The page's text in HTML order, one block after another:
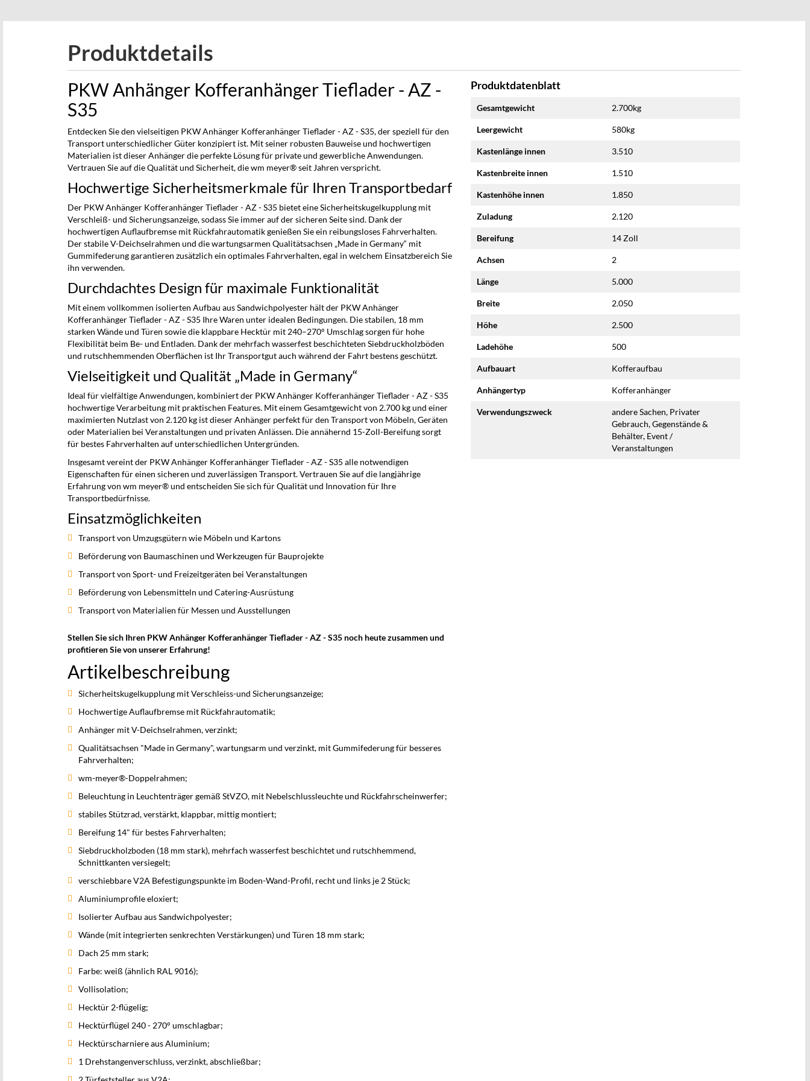
of
images
gallery
Produktdetails
PKW Anhänger Kofferanhänger Tieflader - AZ -
S35
Entdecken Sie den vielseitigen PKW Anhänger Kofferanhänger Tieflader - AZ - S35, der speziell für den
Transport unterschiedlicher Güter konzipiert ist. Mit seiner robusten Bauweise und hochwertigen
Materialien ist dieser Anhänger die perfekte Lösung für private und gewerbliche Anwendungen.
Vertrauen Sie auf die Qualität und Sicherheit, die wm meyer® seit Jahren verspricht.
Hochwertige Sicherheitsmerkmale für Ihren Transportbedarf
Der PKW Anhänger Kofferanhänger Tieflader - AZ - S35 bietet eine Sicherheitskugelkupplung mit
Verschleiß- und Sicherungsanzeige, sodass Sie immer auf der sicheren Seite sind. Dank der
hochwertigen Auflaufbremse mit Rückfahrautomatik genießen Sie ein reibungsloses Fahrverhalten.
Der stabile V-Deichselrahmen und die wartungsarmen Qualitätsachsen „Made in Germany“ mit
Gummifederung garantieren zusätzlich ein optimales Fahrverhalten, egal in welchem Einsatzbereich Sie
ihn verwenden.
Durchdachtes Design für maximale Funktionalität
Mit einem vollkommen isolierten Aufbau aus Sandwichpolyester hält der PKW Anhänger
Kofferanhänger Tieflader - AZ - S35 Ihre Waren unter idealen Bedingungen. Die stabilen, 18 mm
starken Wände und Türen sowie die klappbare Hecktür mit 240–270° Umschlag sorgen für hohe
Flexibilität beim Be- und Entladen. Dank der mehrfach wasserfest beschichteten Siebdruckholzböden
und rutschhemmenden Oberflächen ist Ihr Transportgut auch während der Fahrt bestens geschützt.
Vielseitigkeit und Qualität „Made in Germany“
Ideal für vielfältige Anwendungen, kombiniert der PKW Anhänger Kofferanhänger Tieflader - AZ - S35
hochwertige Verarbeitung mit praktischen Features. Mit einem Gesamtgewicht von 2.700 kg und einer
maximierten Nutzlast von 2.120 kg ist dieser Anhänger perfekt für den Transport von Möbeln, Geräten
oder Materialien bei Veranstaltungen und privaten Anlässen. Die annähernd 15-Zoll-Bereifung sorgt
für bestes Fahrverhalten auf unterschiedlichen Untergründen.
Insgesamt vereint der PKW Anhänger Kofferanhänger Tieflader - AZ - S35 alle notwendigen
Eigenschaften für einen sicheren und zuverlässigen Transport. Vertrauen Sie auf die langjährige
Erfahrung von wm meyer® und entscheiden Sie sich für Qualität und Innovation für Ihre
Transportbedürfnisse.
Einsatzmöglichkeiten
Transport von Umzugsgütern wie Möbeln und Kartons
Beförderung von Baumaschinen und Werkzeugen für Bauprojekte
Transport von Sport- und Freizeitgeräten bei Veranstaltungen
Beförderung von Lebensmitteln und Catering-Ausrüstung
Transport von Materialien für Messen und Ausstellungen
Stellen Sie sich Ihren PKW Anhänger Kofferanhänger Tieflader - AZ - S35 noch heute zusammen und
profitieren Sie von unserer Erfahrung!
Artikelbeschreibung
Sicherheitskugelkupplung mit Verschleiss-und Sicherungsanzeige;
Hochwertige Auflaufbremse mit Rückfahrautomatik;
Anhänger mit V-Deichselrahmen, verzinkt;
Qualitätsachsen "Made in Germany", wartungsarm und verzinkt, mit Gummifederung für besseres
Fahrverhalten;
wm-meyer®-Doppelrahmen;
Beleuchtung in Leuchtenträger gemäß StVZO, mit Nebelschlussleuchte und Rückfahrscheinwerfer;
stabiles Stützrad, verstärkt, klappbar, mittig montiert;
Bereifung 14" für bestes Fahrverhalten;
Siebdruckholzboden (18 mm stark), mehrfach wasserfest beschichtet und rutschhemmend,
Schnittkanten versiegelt;
verschiebbare V2A Befestigungspunkte im Boden-Wand-Profil, recht und links je 2 Stück;
Aluminiumprofile eloxiert;
Isolierter Aufbau aus Sandwichpolyester;
Wände (mit integrierten senkrechten Verstärkungen) und Türen 18 mm stark;
Dach 25 mm stark;
Farbe: weiß (ähnlich RAL 9016);
Vollisolation;
Hecktür 2-flügelig;
Hecktürflügel 240 - 270° umschlagbar;
Hecktürscharniere aus Aluminium;
1 Drehstangenverschluss, verzinkt, abschließbar;
Produktdatenblatt
Informationen
Gesamtgewicht 2.700kg
Leergewicht 580kg
Kastenlänge innen 3.510
Kastenbreite innen 1.510
Kastenhöhe innen 1.850
Zuladung 2.120
Bereifung 14 Zoll
Achsen 2
Länge 5.000
Breite 2.050
Höhe 2.500
Ladehöhe 500
Aufbauart Kofferaufbau
Anhängertyp Kofferanhänger
Verwendungszweck
andere Sachen, Privater
Gebrauch, Gegenstände &
Behälter, Event /
Veranstaltungen